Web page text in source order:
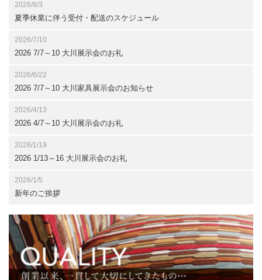
2026/8/3
夏季休業に伴う受付・配送のスケジュール
2026/7/10
2026 7/7～10 大川展示会のお礼
2026/6/22
2026 7/7～10 大川家具展示会のお知らせ
2026/4/13
2026 4/7～10 大川展示会のお礼
2026/1/19
2026 1/13～16 大川展示会のお礼
2026/1/5
新年のご挨拶